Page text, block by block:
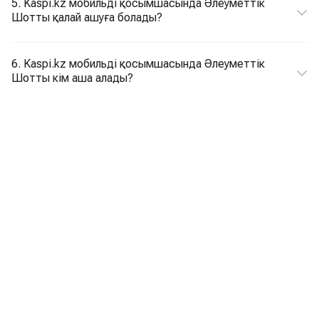
5. Kaspi.kz мобильді қосымшасында Әлеуметтік
Шотты қалай ашуға болады?
6. Kaspi.kz мобильді қосымшасында Әлеуметтік
Шотты кім аша алады?